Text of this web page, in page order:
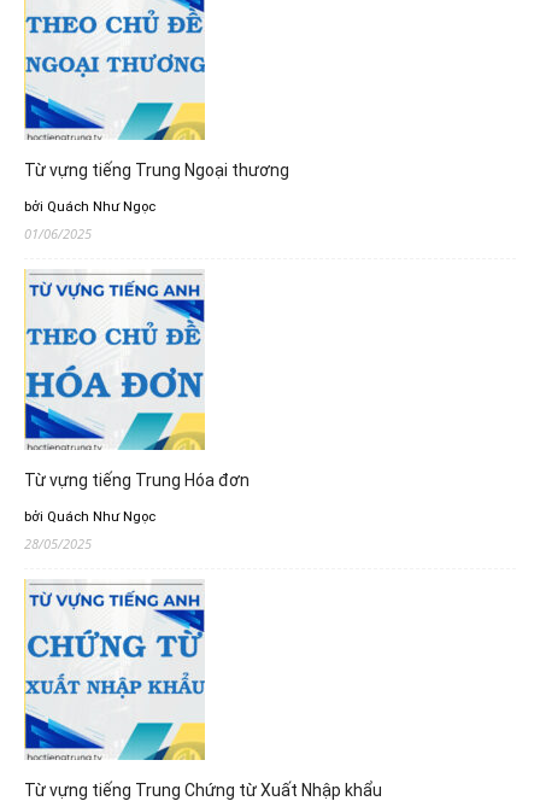
Từ vựng tiếng Trung Ngoại thương
bởi Quách Như Ngọc
01/06/2025
Từ vựng tiếng Trung Hóa đơn
bởi Quách Như Ngọc
28/05/2025
Từ vựng tiếng Trung Chứng từ Xuất Nhập khẩu